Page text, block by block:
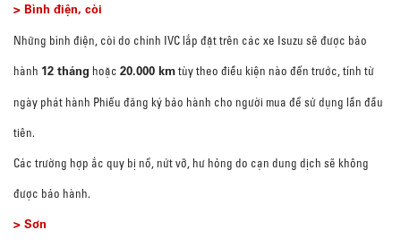
> Bình điện, còi
Những bình điện, còi do chính IVC lắp đặt trên các xe Isuzu sẽ được bảo
hành 12 tháng hoặc 20.000 kmtùy theo điều kiện nào đến trước, tính từ
ngày phát hành Phiếu đăng ký bảo hành cho người mua để sử dụng lần đầu
tiên.
Các trường hợp ắc quy bị nổ, nứt vỡ, hư hỏng do cạn dung dịch sẽ không
được bảo hành.
> Sơn